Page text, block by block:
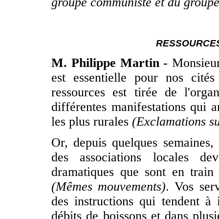
M. Philippe Martin -
est essentielle pour nos
ressources est tirée de
différentes manifestations qui
les plus rurales (Exclamations
Or, depuis quelques
des associations locales
dramatiques que sont en train
(Mêmes mouvements). Vos
des instructions qui tendent
débits de boissons et dans